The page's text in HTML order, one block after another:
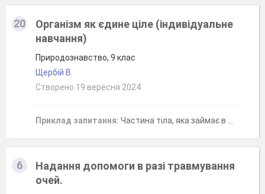
20
Організм як єдине ціле (індивідуальне
навчання)
Природознавство, 9 клас
Щербій В.
Створено 19 вересня 2024
Приклад запитання: Частина тіла, яка займає в ньому постійне місце, має певну будову і виконує певні функції, це -
6
Надання допомоги в разі травмування
очей.